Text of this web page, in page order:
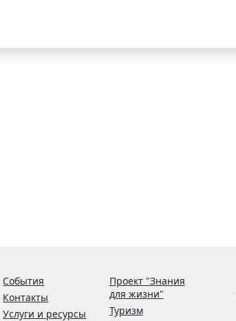
События
Контакты
Услуги и ресурсы
Проект "Знания
для жизни"
Туризм